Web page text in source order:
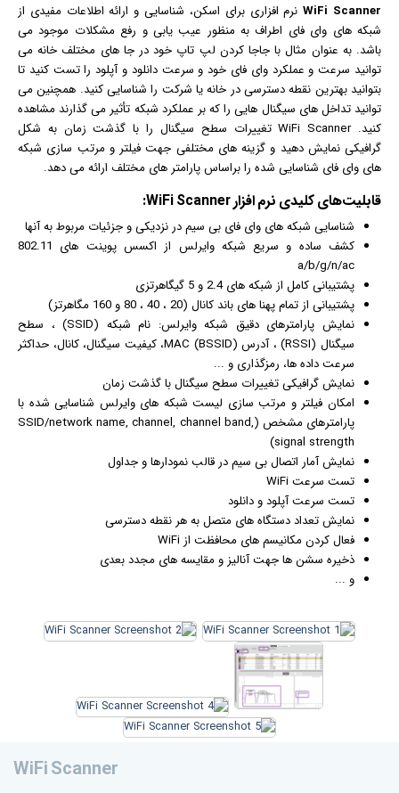
WiFi Scanner نرم افزاری برای اسکن، شناسایی و ارائه اطلاعات مفیدی از
شبکه های وای فای اطراف به منظور عیب یابی و رفع مشکلات موجود می
باشد. به عنوان مثال با جاجا کردن لپ تاپ خود در جا های مختلف خانه می
توانید سرعت و عملکرد وای فای خود و سرعت دانلود و آپلود را تست کنید تا
بتوانید بهترین نقطه دسترسی در خانه یا شرکت را شناسایی کنید. همچنین می
توانید تداخل های سیگنال هایی را که بر عملکرد شبکه تأثیر می گذارند مشاهده
کنید. WiFi Scanner تغییرات سطح سیگنال را با گذشت زمان به شکل
گرافیکی نمایش دهید و گزینه های مختلفی جهت فیلتر و مرتب سازی شبکه
های وای فای شناسایی شده را براساس پارامتر های مختلف ارائه می دهد.
قابلیت‌های کلیدی نرم افزار
شناسایی شبکه های وای فای بی سیم در نزدیکی و جزئیات مربوط به آنها
کشف ساده و سریع شبکه وایرلس از اکسس پوینت های 802.11
a/b/g/n/ac
پشتیبانی کامل از شبکه های 2.4 و 5 گیگاهرتزی
پشتیبانی از تمام پهنا های باند کانال (20 ، 40 ، 80 و 160 مگاهرتز)
نمایش پارامترهای دقیق شبکه وایرلس: نام شبکه (SSID) ، سطح
سیگنال (RSSI) ، آدرس MAC (BSSID)، کیفیت سیگنال، کانال، حداکثر
سرعت داده ها، رمزگذاری و ...
نمایشگرافیکی تغییرات سطح سیگنال با گذشت زمان
امکان فیلتر و مرتب سازی لیست شبکه های وایرلس شناسایی شده با
پارامترهای مشخص (SSID/network name, channel, channel band,
signal strength)
نمایش آمار اتصال بی سیم در قالب نمودارها و جداول
تست سرعت WiFi
تست سرعت آپلود و دانلود
نمایش تعداد دستگاه های متصل به هر نقطه دسترسی
فعال کردن مکانیسم های محافظت از WiFi
ذخیره سشن ها جهت آنالیز و مقایسه های مجدد بعدی
و ...
WiFi Scanner